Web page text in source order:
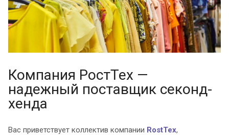
Компания РoстTex —
надежный поставщик секонд-
хенда
Вас приветствует коллектив компании RostTex,